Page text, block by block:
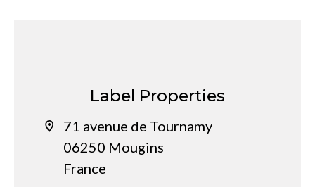
Label Properties
71 avenue de Tournamy
06250 Mougins
France